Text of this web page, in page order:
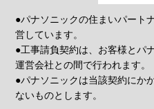
●パナソニックの住まいパート
営しています。
●工事請負契約は、お客様とパ
運営会社との間で行われます。
●パナソニックは当該契約にか
ないものとします。